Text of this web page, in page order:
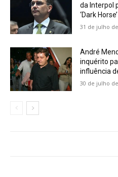
da Interpol
‘Dark
31 de julho
André
inquérito
influência
30 de julho